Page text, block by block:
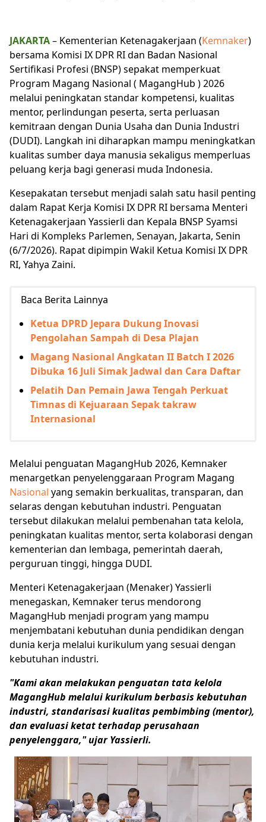
JAKARTA– Kementerian Ketenagakerjaan (Kemnaker)
bersama Komisi IX DPR RI dan Badan Nasional
Sertifikasi Profesi (BNSP) sepakat memperkuat
Program Magang Nasional ( MagangHub ) 2026
melalui peningkatan standar kompetensi, kualitas
mentor, perlindungan peserta, serta perluasan
kemitraan dengan Dunia Usaha dan Dunia Industri
(DUDI). Langkah ini diharapkan mampu meningkatkan
kualitas sumber daya manusia sekaligus memperluas
peluang kerja bagi generasi muda Indonesia.
Kesepakatan tersebut menjadi salah satu hasil penting
dalam Rapat Kerja Komisi IX DPR RI bersama Menteri
Ketenagakerjaan Yassierli dan Kepala BNSP Syamsi
Hari di Kompleks Parlemen, Senayan, Jakarta, Senin
(6/7/2026). Rapat dipimpin Wakil Ketua Komisi IX DPR
RI, Yahya Zaini.
Baca Berita Lainnya
Ketua DPRD Jepara Dukung Inovasi
Pengolahan Sampah di Desa Plajan
Magang Nasional Angkatan II Batch I 2026
Dibuka 16 Juli Simak Jadwal dan Cara Daftar
Pelatih Dan Pemain Jawa Tengah Perkuat
Timnas di Kejuaraan Sepak takraw
Internasional
Melalui penguatan MagangHub 2026, Kemnaker
menargetkan penyelenggaraan Program Magang
Nasional yang semakin berkualitas, transparan, dan
selaras dengan kebutuhan industri. Penguatan
tersebut dilakukan melalui pembenahan tata kelola,
peningkatan kualitas mentor, serta kolaborasi dengan
kementerian dan lembaga, pemerintah daerah,
perguruan tinggi, hingga DUDI.
Menteri Ketenagakerjaan (Menaker) Yassierli
menegaskan, Kemnaker terus mendorong
MagangHub menjadi program yang mampu
menjembatani kebutuhan dunia pendidikan dengan
dunia kerja melalui kurikulum yang sesuai dengan
kebutuhan industri.
"Kami akan melakukan penguatan tata kelola
MagangHub melalui kurikulum berbasis kebutuhan
industri, standarisasi kualitas pembimbing (mentor),
dan evaluasi ketat terhadap perusahaan
penyelenggara," ujar Yassierli.